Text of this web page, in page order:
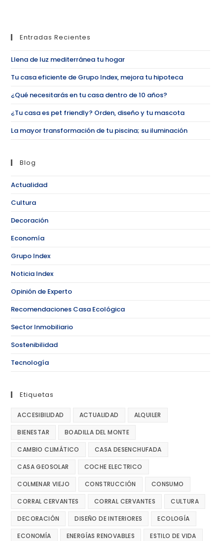
Entradas Recientes
Llena de luz mediterránea tu hogar
Tu casa eficiente de Grupo Index, mejora tu hipoteca
¿Qué necesitarás en tu casa dentro de 10 años?
¿Tu casa es pet friendly? Orden, diseño y tu mascota
La mayor transformación de tu piscina; su iluminación
Blog
Actualidad
Cultura
Decoración
Economía
Grupo Index
Noticia Index
Opinión de Experto
Recomendaciones Casa Ecológica
Sector Inmobiliario
Sostenibilidad
Tecnología
Etiquetas
ACCESIBILIDAD ACTUALIDAD ALQUILER
BIENESTAR BOADILLA DEL MONTE
CAMBIO CLIMÁTICO CASA DESENCHUFADA
CASA GEOSOLAR COCHE ELECTRICO
COLMENAR VIEJO CONSTRUCCIÓN CONSUMO
CORRAL CERVANTES CORRAL CERVANTES CULTURA
DECORACIÓN DISEÑO DE INTERIORES ECOLOGÍA
ECONOMÍA ENERGÍAS RENOVABLES ESTILO DE VIDA